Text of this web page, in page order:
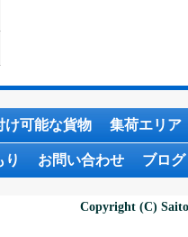
け可能な貨物 集荷エリア
り お問い合わせ ブログ
Copyright (C)